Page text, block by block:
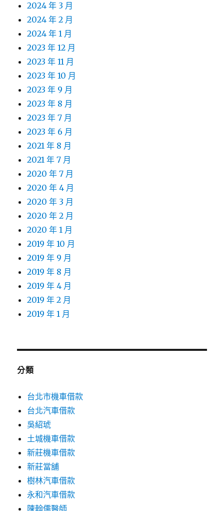
2024 年 3 月
2024 年 2 月
2024 年 1 月
2023 年 12 月
2023 年 11 月
2023 年 10 月
2023 年 9 月
2023 年 8 月
2023 年 7 月
2023 年 6 月
2021 年 8 月
2021 年 7 月
2020 年 7 月
2020 年 4 月
2020 年 3 月
2020 年 2 月
2020 年 1 月
2019 年 10 月
2019 年 9 月
2019 年 8 月
2019 年 4 月
2019 年 2 月
2019 年 1 月
分類
台北市機車借款
台北汽車借款
吳紹琥
土城機車借款
新莊機車借款
新莊當舖
樹林汽車借款
永和汽車借款
陳翰儒醫師